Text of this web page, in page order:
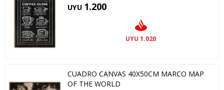
UYU 1.200
UYU 1.020
CUADRO CANVAS 40X50CM MARCO MAP
OF THE WORLD